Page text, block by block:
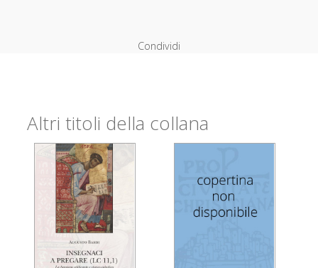
Condividi
Altri titoli della collana